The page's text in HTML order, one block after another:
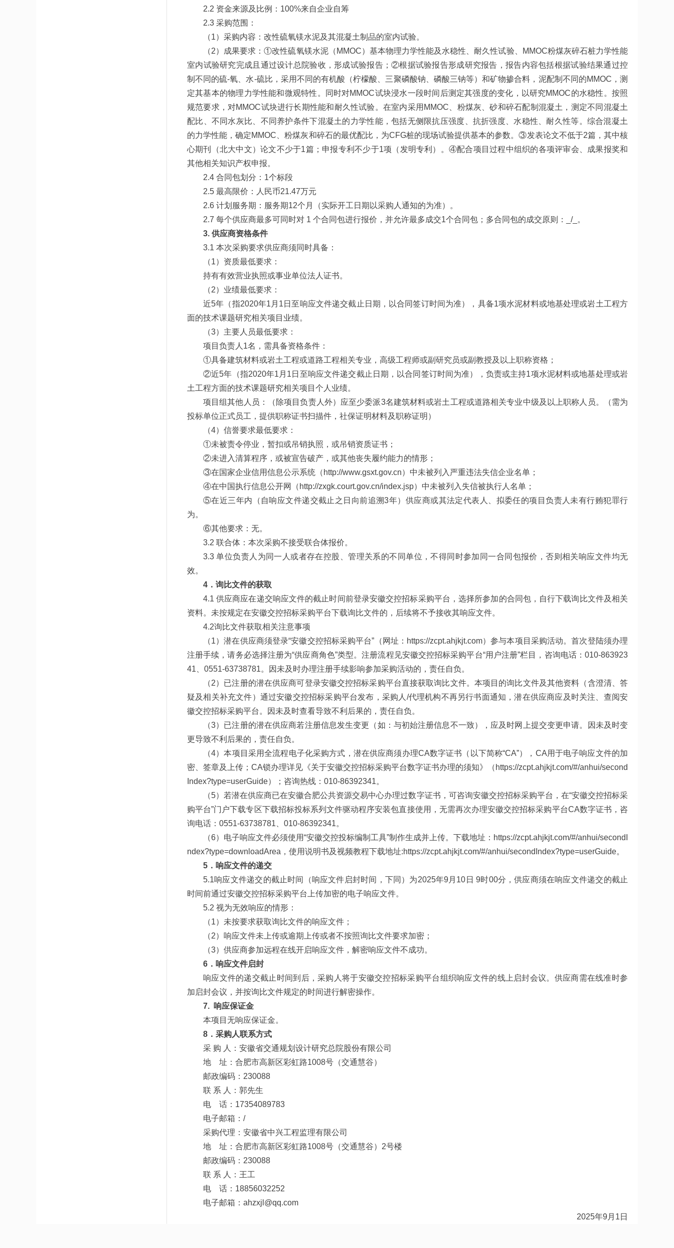
2.2 资金来源及比例：100%来自企业自筹
2.3 采购范围：
（1）采购内容：改性硫氧镁水泥及其混凝土制品的室内试验。
（2）成果要求：①改性硫氧镁水泥（MMOC）基本物理力学性能及水稳性、耐久性试验、MMOC粉煤灰碎石桩力学性能
室内试验研究完成且通过设计总院验收，形成试验报告；②根据试验报告形成研究报告，报告内容包括根据试验结果通过控
制不同的硫-氧、水-硫比，采用不同的有机酸（柠檬酸、三聚磷酸钠、磷酸三钠等）和矿物掺合料，泥配制不同的MMOC，测
定其基本的物理力学性能和微观特性。同时对MMOC试块浸水一段时间后测定其强度的变化，以研究MMOC的水稳性。按照
规范要求，对MMOC试块进行长期性能和耐久性试验。在室内采用MMOC、粉煤灰、砂和碎石配制混凝土，测定不同混凝土
配比、不同水灰比、不同养护条件下混凝土的力学性能，包括无侧限抗压强度、抗折强度、水稳性、耐久性等。综合混凝土
的力学性能，确定MMOC、粉煤灰和碎石的最优配比，为CFG桩的现场试验提供基本的参数。③发表论文不低于2篇，其中核
心期刊（北大中文）论文不少于1篇；申报专利不少于1项（发明专利）。④配合项目过程中组织的各项评审会、成果报奖和
其他相关知识产权申报。
2.4 合同包划分：1个标段
2.5 最高限价：人民币21.47万元
2.6 计划服务期：服务期12个月（实际开工日期以采购人通知的为准）。
2.7 每个供应商最多可同时对 1 个合同包进行报价，并允许最多成交1个合同包；多合同包的成交原则：_/_。
3. 供应商资格条件
3.1 本次采购要求供应商须同时具备：
（1）资质最低要求：
持有有效营业执照或事业单位法人证书。
（2）业绩最低要求：
近5年（指2020年1月1日至响应文件递交截止日期，以合同签订时间为准），具备1项水泥材料或地基处理或岩土工程方
面的技术课题研究相关项目业绩。
（3）主要人员最低要求：
项目负责人1名，需具备资格条件：
①具备建筑材料或岩土工程或道路工程相关专业，高级工程师或副研究员或副教授及以上职称资格；
②近5年（指2020年1月1日至响应文件递交截止日期，以合同签订时间为准），负责或主持1项水泥材料或地基处理或岩
土工程方面的技术课题研究相关项目个人业绩。
项目组其他人员：（除项目负责人外）应至少委派3名建筑材料或岩土工程或道路相关专业中级及以上职称人员。（需为
投标单位正式员工，提供职称证书扫描件，社保证明材料及职称证明）
（4）信誉要求最低要求：
①未被责令停业，暂扣或吊销执照，或吊销资质证书；
②未进入清算程序，或被宣告破产，或其他丧失履约能力的情形；
③在国家企业信用信息公示系统（http://www.gsxt.gov.cn）中未被列入严重违法失信企业名单；
④在中国执行信息公开网（http://zxgk.court.gov.cn/index.jsp）中未被列入失信被执行人名单；
⑤在近三年内（自响应文件递交截止之日向前追溯3年）供应商或其法定代表人、拟委任的项目负责人未有行贿犯罪行
为。
⑥其他要求：无。
3.2 联合体：本次采购不接受联合体报价。
3.3 单位负责人为同一人或者存在控股、管理关系的不同单位，不得同时参加同一合同包报价，否则相关响应文件均无
效。
4．询比文件的获取
4.1 供应商应在递交响应文件的截止时间前登录安徽交控招标采购平台，选择所参加的合同包，自行下载询比文件及相关
资料。未按规定在安徽交控招标采购平台下载询比文件的，后续将不予接收其响应文件。
4.2询比文件获取相关注意事项
（1）潜在供应商须登录“安徽交控招标采购平台”（网址：https://zcpt.ahjkjt.com）参与本项目采购活动。首次登陆须办理
注册手续，请务必选择注册为“供应商角色”类型。注册流程见安徽交控招标采购平台“用户注册”栏目，咨询电话：010-863923
41、0551-63738781。因未及时办理注册手续影响参加采购活动的，责任自负。
（2）已注册的潜在供应商可登录安徽交控招标采购平台直接获取询比文件。本项目的询比文件及其他资料（含澄清、答
疑及相关补充文件）通过安徽交控招标采购平台发布，采购人/代理机构不再另行书面通知，潜在供应商应及时关注、查阅安
徽交控招标采购平台。因未及时查看导致不利后果的，责任自负。
（3）已注册的潜在供应商若注册信息发生变更（如：与初始注册信息不一致），应及时网上提交变更申请。因未及时变
更导致不利后果的，责任自负。
（4）本项目采用全流程电子化采购方式，潜在供应商须办理CA数字证书（以下简称“CA”），CA用于电子响应文件的加
密、签章及上传；CA锁办理详见《关于安徽交控招标采购平台数字证书办理的须知》（https://zcpt.ahjkjt.com/#/anhui/second
Index?type=userGuide）；咨询热线：010-86392341。
（5）若潜在供应商已在安徽合肥公共资源交易中心办理过数字证书，可咨询安徽交控招标采购平台，在“安徽交控招标采
购平台”门户下载专区下载招标投标系列文件驱动程序安装包直接使用，无需再次办理安徽交控招标采购平台CA数字证书，咨
询电话：0551-63738781、010-86392341。
（6）电子响应文件必须使用“安徽交控投标编制工具”制作生成并上传。下载地址：https://zcpt.ahjkjt.com/#/anhui/secondI
ndex?type=downloadArea，使用说明书及视频教程下载地址:https://zcpt.ahjkjt.com/#/anhui/secondIndex?type=userGuide。
5．响应文件的递交
5.1响应文件递交的截止时间（响应文件启封时间，下同）为2025年9月10日 9时00分，供应商须在响应文件递交的截止
时间前通过安徽交控招标采购平台上传加密的电子响应文件。
5.2 视为无效响应的情形：
（1）未按要求获取询比文件的响应文件；
（2）响应文件未上传或逾期上传或者不按照询比文件要求加密；
（3）供应商参加远程在线开启响应文件，解密响应文件不成功。
6．响应文件启封
响应文件的递交截止时间到后，采购人将于安徽交控招标采购平台组织响应文件的线上启封会议。供应商需在线准时参
加启封会议，并按询比文件规定的时间进行解密操作。
7. 响应保证金
本项目无响应保证金。
8．采购人联系方式
采 购 人：安徽省交通规划设计研究总院股份有限公司
地 址：合肥市高新区彩虹路1008号（交通慧谷）
邮政编码：230088
联 系 人：郭先生
电 话：17354089783
电子邮箱：/
采购代理：安徽省中兴工程监理有限公司
地 址：合肥市高新区彩虹路1008号（交通慧谷）2号楼
邮政编码：230088
联 系 人：王工
电 话：18856032252
电子邮箱：ahzxjl@qq.com
2025年9月1日